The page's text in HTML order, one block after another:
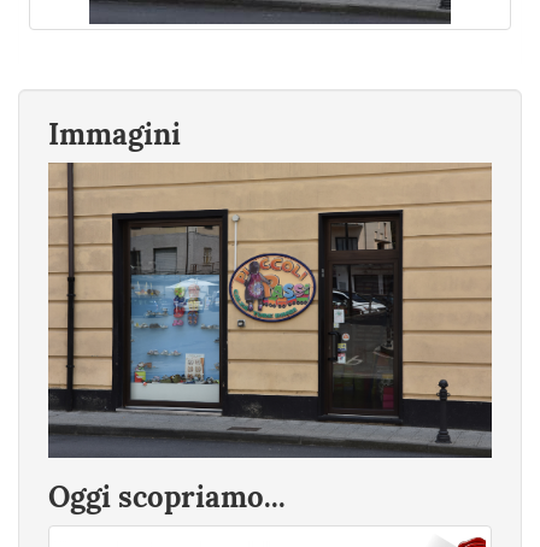
Immagini
Oggi scopriamo...